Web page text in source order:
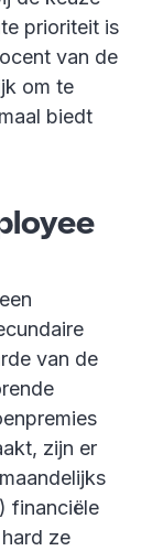
prioriteit is
van de
om te
biedt
van de
zijn er
financiële
ze